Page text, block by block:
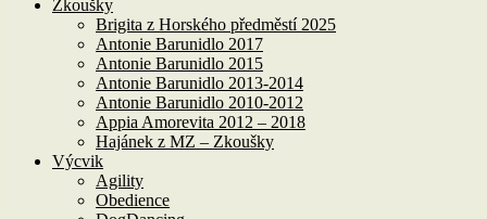
Zkoušky
Brigita z Horského předměstí 2025
Antonie Barunidlo 2017
Antonie Barunidlo 2015
Antonie Barunidlo 2013-2014
Antonie Barunidlo 2010-2012
Appia Amorevita 2012 – 2018
Hajánek z MZ – Zkoušky
Výcvik
Agility
Obedience